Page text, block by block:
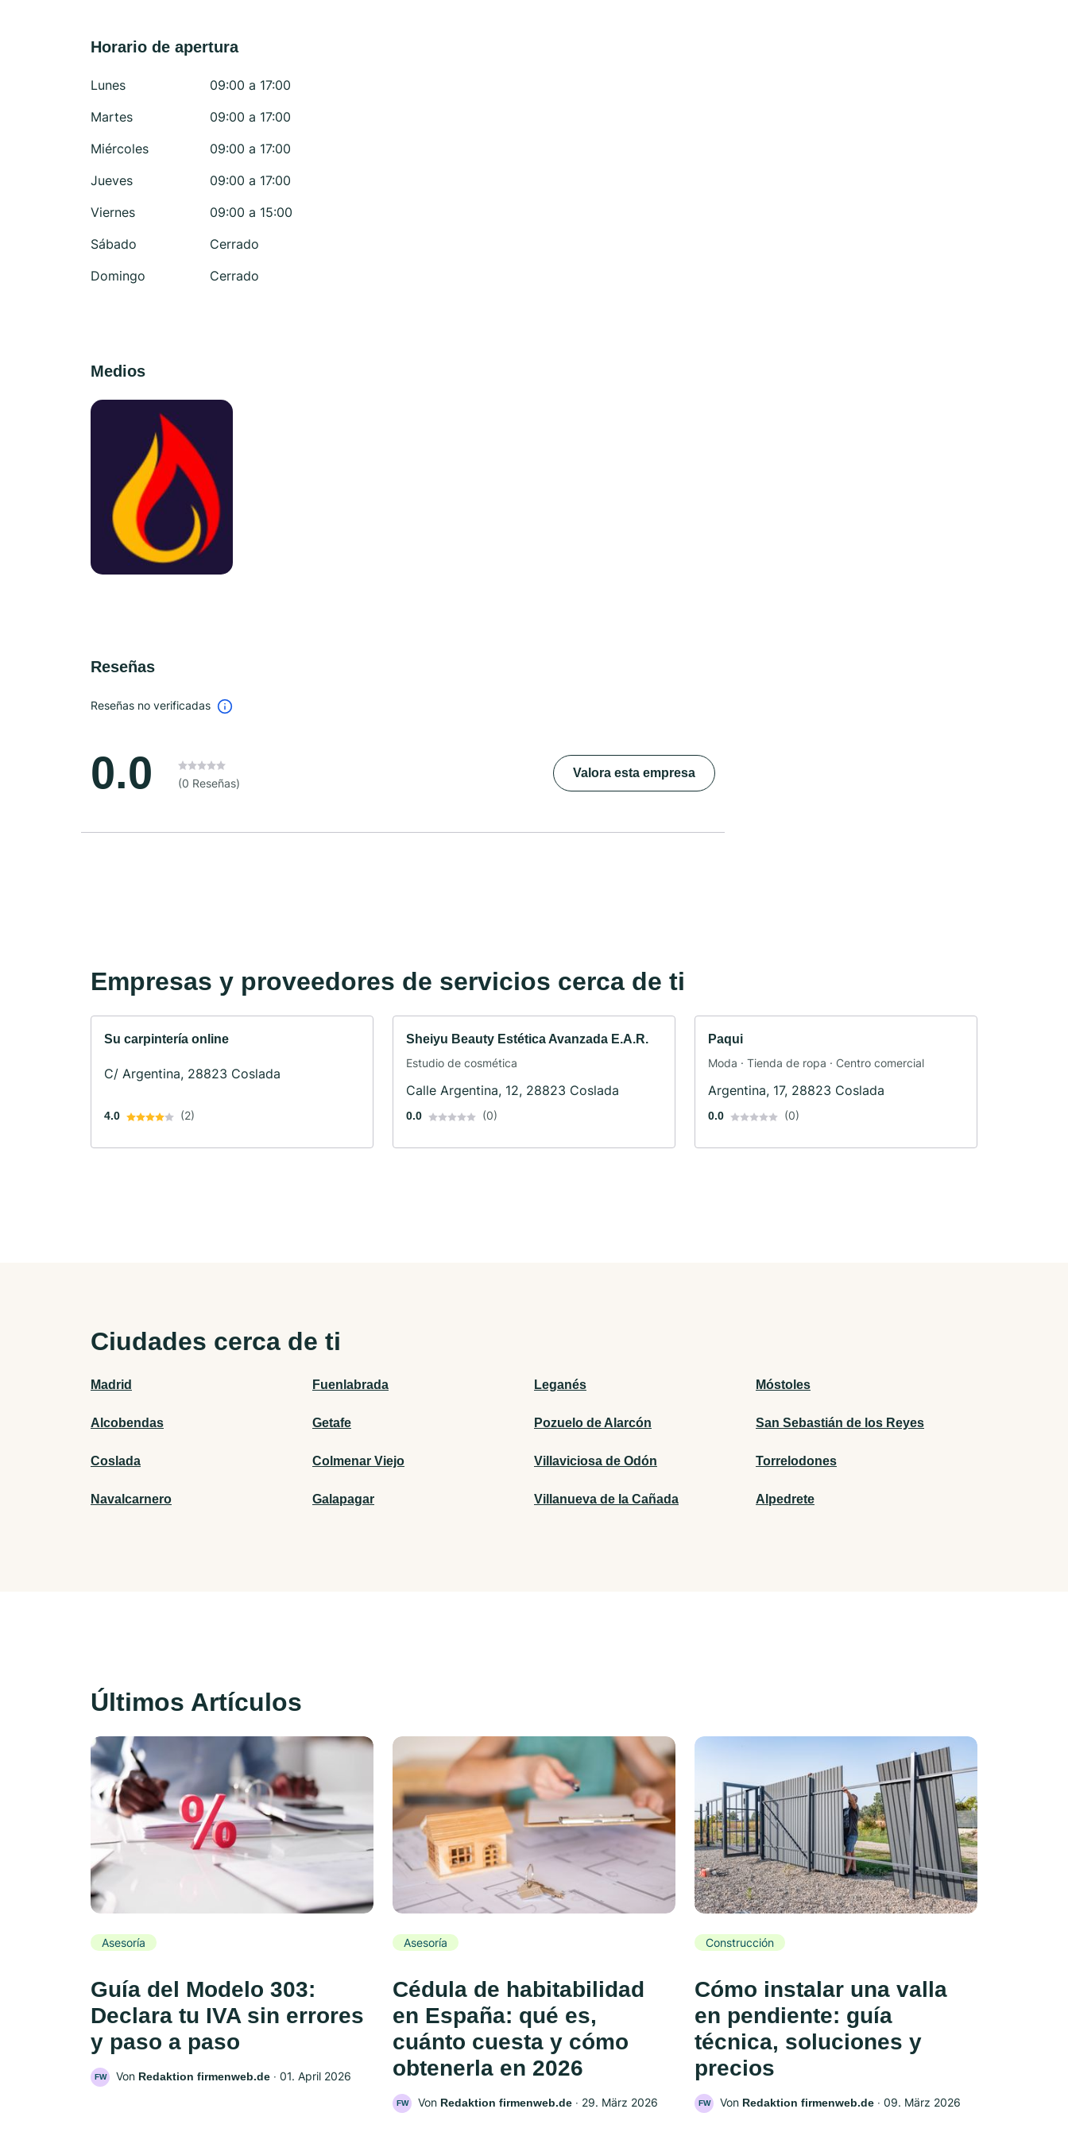
Horario de apertura
Lunes
09:00 a 17:00
Martes
09:00 a 17:00
Miércoles
09:00 a 17:00
Jueves
09:00 a 17:00
Viernes
09:00 a 15:00
Sábado
Cerrado
Domingo
Cerrado
Medios
Reseñas
Reseñas no verificadas
0.0 (0 Reseñas)
Valora esta empresa
Empresas y proveedores de servicios cerca de ti
Su carpintería online
C/ Argentina, 28823 Coslada
4.0 (2)
Sheiyu Beauty Estética Avanzada E.A.R.
Estudio de cosmética
Calle Argentina, 12, 28823 Coslada
0.0 (0)
Paqui
Moda · Tienda de ropa · Centro comercial
Argentina, 17, 28823 Coslada
0.0 (0)
Ciudades cerca de ti
Madrid Fuenlabrada Leganés Móstoles
Alcobendas Getafe Pozuelo de Alarcón San Sebastián de los Reyes
Coslada Colmenar Viejo Villaviciosa de Odón Torrelodones
Navalcarnero Galapagar Villanueva de la Cañada Alpedrete
Últimos Artículos
Asesoría
Guía del Modelo 303:
Declara tu IVA sin errores
y paso a paso
FW Von Redaktion firmenweb.de ‧ 01. April 2026
Asesoría
Cédula de habitabilidad
en España: qué es,
cuánto cuesta y cómo
obtenerla en 2026
FW Von Redaktion firmenweb.de ‧ 29. März 2026
Construcción
Cómo instalar una valla
en pendiente: guía
técnica, soluciones y
precios
FW Von Redaktion firmenweb.de ‧ 09. März 2026